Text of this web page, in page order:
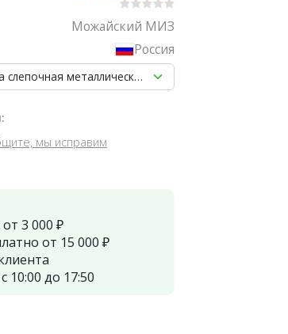
Можайский МИЗ
Россия
слепочная металлическая Н-1
мы исправим
3 000 ₽
от 15 000 ₽
10:00 до 17:50